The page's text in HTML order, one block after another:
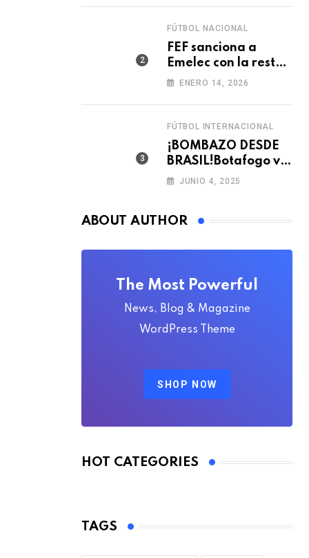
FÚTBOL NACIONAL
FEF sanciona a
Emelec con la resta
de tres puntos para
ENERO 14, 2026
FÚTBOL INTERNACIONAL
¡BOMBAZO DESDE
BRASIL!Botafogo va
con TODO por el
JUNIO 4, 2025
ABOUT AUTHOR
The Most Powerful
News, Blog & Magazine
WordPress Theme
SHOP NOW
HOT CATEGORIES
TAGS